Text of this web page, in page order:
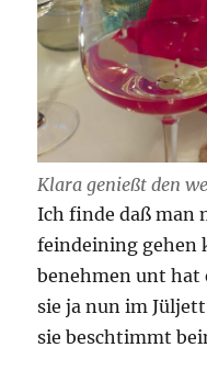
Klara genießt den
Ich finde daß man
feindeining gehen
benehmen unt hat
sie ja nun im
sie beschtimmt